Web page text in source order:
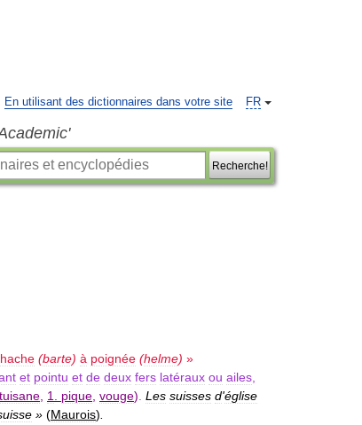
FR
En utilisant des dictionnaires dans votre site
Recherche!
hache (barte) à poignée (helme) »
et pointu et de deux fers latéraux ou ailes
1 pique vouge) Les suisses d'église
» (Maurois)